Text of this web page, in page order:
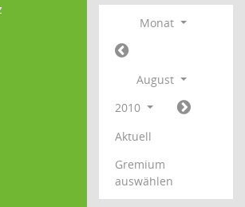
Monat
August
2010
Aktuell
Gremium
auswählen